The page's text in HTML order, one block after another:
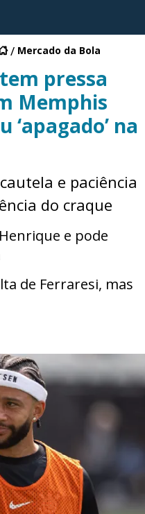
Mercado da Bola
pressa
Memphis
‘apagado’ na
e paciência
do craque
e pode
de Ferraresi, mas